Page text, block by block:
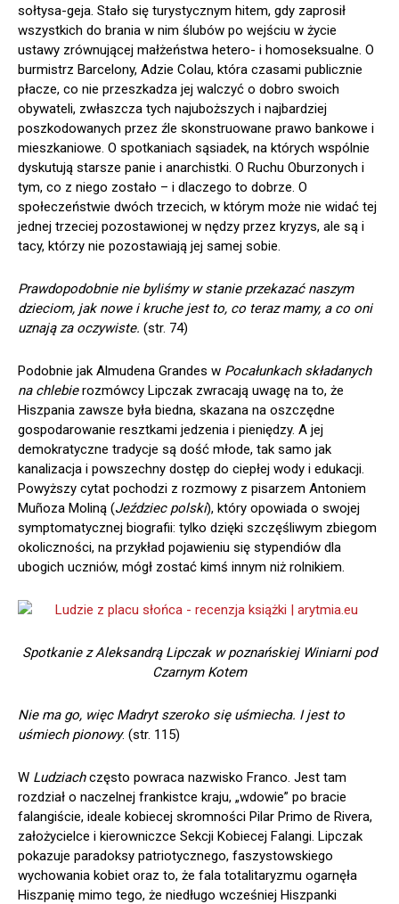
sołtysa-geja. Stało się turystycznym hitem, gdy zaprosił
wszystkich do brania w nim ślubów po wejściu w życie
ustawy zrównującej małżeństwa hetero- i homoseksualne. O
burmistrz Barcelony, Adzie Colau, która czasami publicznie
płacze, co nie przeszkadza jej walczyć o dobro swoich
obywateli, zwłaszcza tych najuboższych i najbardziej
poszkodowanych przez źle skonstruowane prawo bankowe i
mieszkaniowe. O spotkaniach sąsiadek, na których wspólnie
dyskutują starsze panie i anarchistki. O Ruchu Oburzonych i
tym, co z niego zostało – i dlaczego to dobrze. O
społeczeństwie dwóch trzecich, w którym może nie widać tej
jednej trzeciej pozostawionej w nędzy przez kryzys, ale są i
tacy, którzy nie pozostawiają jej samej sobie.
Prawdopodobnie nie byliśmy w stanie przekazać naszym
dzieciom, jak nowe i kruche jest to, co teraz mamy, a co oni
uznają za oczywiste. (str. 74)
Podobnie jak Almudena Grandes w Pocałunkach składanych
na chlebierozmówcy Lipczak zwracają uwagę na to, że
Hiszpania zawsze była biedna, skazana na oszczędne
gospodarowanie resztkami jedzenia i pieniędzy. A jej
demokratyczne tradycje są dość młode, tak samo jak
kanalizacja i powszechny dostęp do ciepłej wody i edukacji.
Powyższy cytat pochodzi z rozmowy z pisarzem Antoniem
Muñoza Moliną (Jeździec polski), który opowiada o swojej
symptomatycznej biografii: tylko dzięki szczęśliwym zbiegom
okoliczności, na przykład pojawieniu się stypendiów dla
ubogich uczniów, mógł zostać kimś innym niż rolnikiem.
Spotkanie z Aleksandrą Lipczak w poznańskiej Winiarni pod
Czarnym Kotem
Nie ma go, więc Madryt szeroko się uśmiecha. I jest to
uśmiech pionowy. (str. 115)
W Ludziachczęsto powraca nazwisko Franco. Jest tam
rozdział o naczelnej frankistce kraju, „wdowie” po bracie
falangiście, ideale kobiecej skromności Pilar Primo de Rivera,
założycielce i kierowniczce Sekcji Kobiecej Falangi. Lipczak
pokazuje paradoksy patriotycznego, faszystowskiego
wychowania kobiet oraz to, że fala totalitaryzmu ogarnęła
Hiszpanię mimo tego, że niedługo wcześniej Hiszpanki